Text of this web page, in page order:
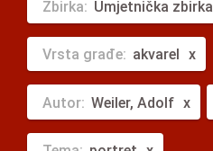
Zbirka: Umjetnička zbirka
Vrsta građe: akvarel
Autor: Weiler, Adolf